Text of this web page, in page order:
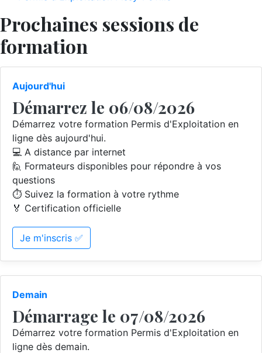
Prochaines sessions de
formation
Aujourd'hui
Démarrez le 06/08/2026
Démarrez votre formation Permis d'Exploitation en
ligne dès aujourd'hui.
💻 A distance par internet
🙋 Formateurs disponibles pour répondre à vos
questions
⏱️ Suivez la formation à votre rythme
🏅 Certification officielle
Je m'inscris ✅
Demain
Démarrage le 07/08/2026
Démarrez votre formation Permis d'Exploitation en
ligne dès demain.